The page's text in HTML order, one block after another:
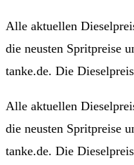
Alle aktuellen
die neusten Spritpreise
tanke.de. Die
Alle aktuellen
die neusten Spritpreise
tanke.de. Die